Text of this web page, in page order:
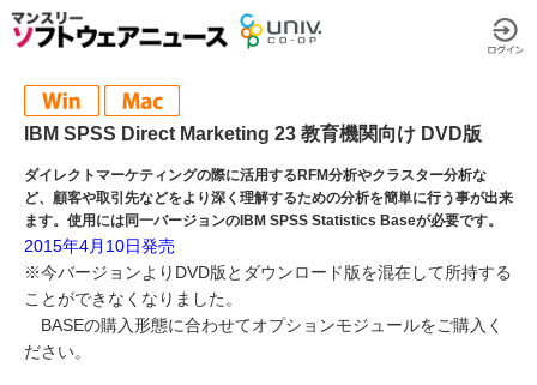
IBM SPSS Direct Marketing 23 教育機関向け DVD版
ダイレクトマーケティングの際に活用するRFM分析やクラスター分析な
ど、顧客や取引先などをより深く理解するための分析を簡単に行う事が出来
ます。使用には同一バージョンのIBM SPSS Statistics Baseが必要です。
2015年4月10日発売
※今バージョンよりDVD版とダウンロード版を混在して所持する
ことができなくなりました。
BASEの購入形態に合わせてオプションモジュールをご購入く
ださい。